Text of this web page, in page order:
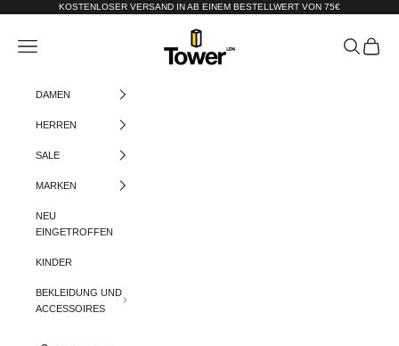
Zum Inhalt springenKOSTENLOSER VERSAND IN AB EINEM BESTELLWERT VON 75€
Tower-London.De
Menü Suchen
DAMEN
HERREN
SALE
MARKEN
NEU
EINGETROFFEN
KINDER
BEKLEIDUNG UND
ACCESSOIRES